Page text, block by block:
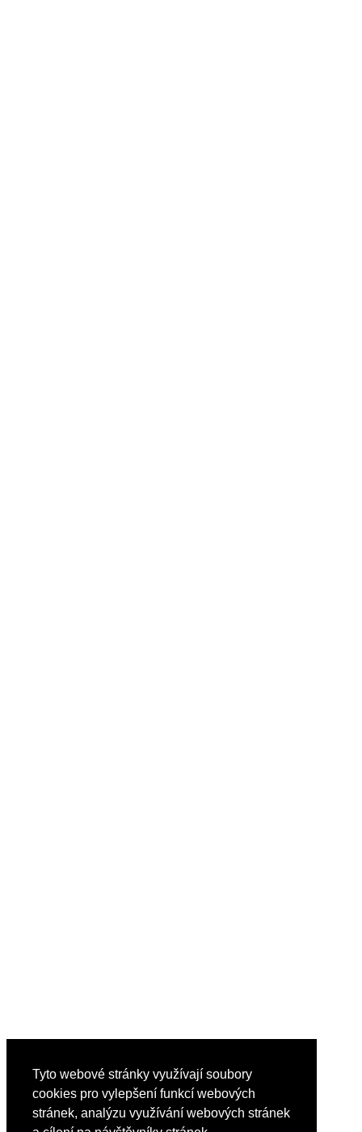
Tyto webové stránky využívají soubory
cookies pro vylepšení funkcí webových
stránek, analýzu využívání webových stránek